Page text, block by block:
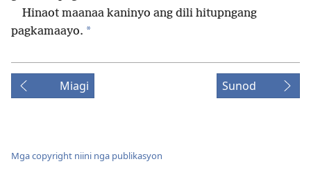
Hinaot maanaa kaninyo ang dili hitupngang
pagkamaayo. *
Miagi Sunod
Mga copyright niini nga publikasyon